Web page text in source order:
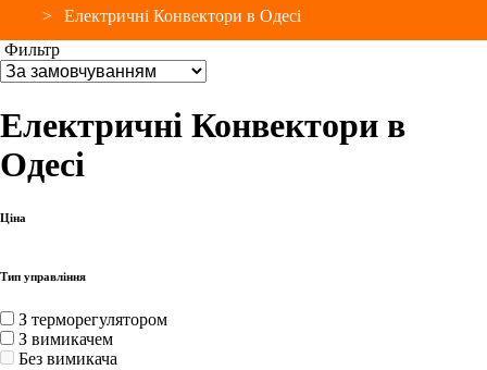
Електричні Конвектори в Одесі
Фильтр
Електричні Конвектори в
Одесі
Ціна
Тип управління
З терморегулятором
З вимикачем
Без вимикача